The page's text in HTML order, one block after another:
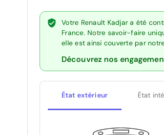
Votre Renault Kadjar a été
France. Notre savoir-faire
elle est ainsi couverte par
Découvrez nos
État extérieur État